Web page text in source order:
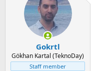
Gokrtl
Gökhan Kartal (TeknoDay)
Staff member